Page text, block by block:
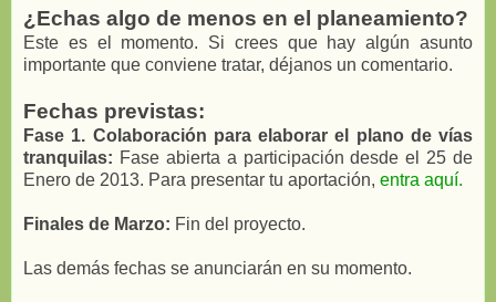
¿Echas algo de menos en el planeamiento?
Este es el momento. Si crees que hay algún asunto
importante que conviene tratar, déjanos un comentario.
Fechas previstas:
Fase 1. Colaboración para elaborar el plano de vías
tranquilas: Fase abierta a participación desde el 25 de
Enero de 2013. Para presentar tu aportación, entra aquí.
Finales de Marzo: Fin del proyecto.
Las demás fechas se anunciarán en su momento.